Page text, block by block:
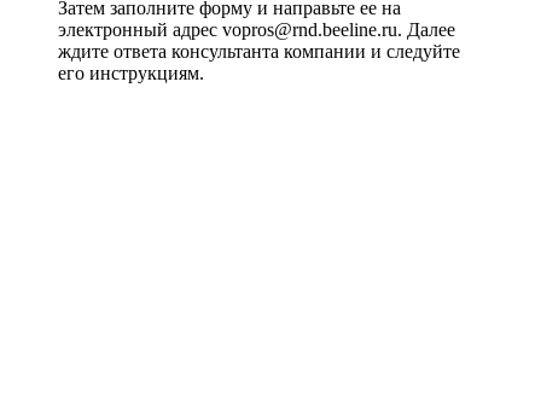
Затем заполните форму и направьте ее на
электронный адрес vopros@rnd.beeline.ru. Далее
ждите ответа консультанта компании и следуйте
его инструкциям.